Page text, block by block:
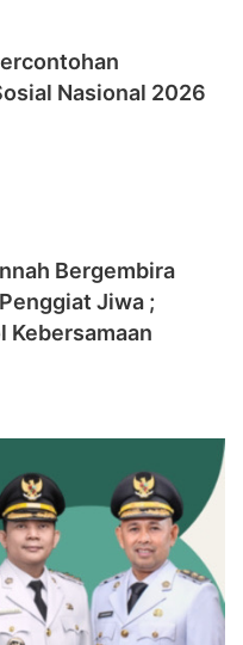
Nasional 2026
Bergembira
Jiwa ;
Kebersamaan